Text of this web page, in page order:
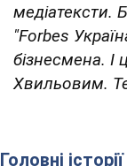
медіатексти.
"Forbes
бізнесмена.
Хвильовим.
Головні